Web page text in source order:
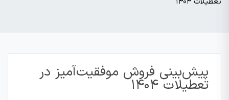
پیش‌بینی فروش موفقیت‌آمیز در
تعطیلات ۱۴۰۴